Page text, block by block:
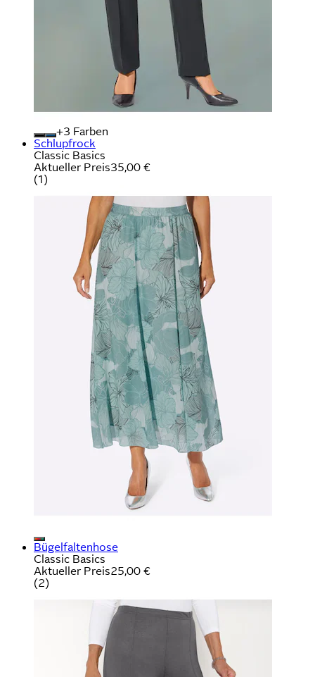
+
Farben
Schlupfrock
Classic Basics
Aktueller Preis35,00 €
(1)
Bügelfaltenhose
Classic Basics
Aktueller Preis25,00 €
(2)